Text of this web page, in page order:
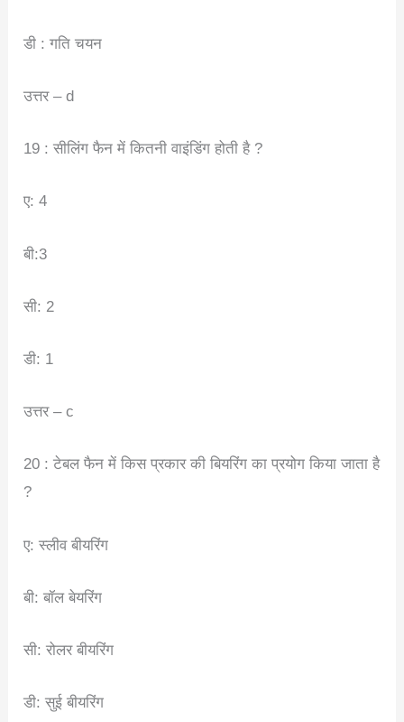
डी : गति चयन
उत्तर – d
19 : सीलिंग फैन में कितनी वाइंडिंग होती है ?
ए: 4
बी:3
सी: 2
डी: 1
उत्तर – c
20 : टेबल फैन में किस प्रकार की बियरिंग का प्रयोग किया जाता है
?
ए: स्लीव बीयरिंग
बी: बॉल बेयरिंग
सी: रोलर बीयरिंग
डी: सुई बीयरिंग